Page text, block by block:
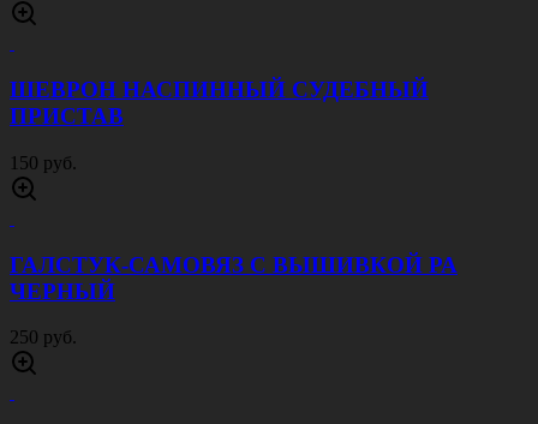
ШЕВРОН НАСПИННЫЙ СУДЕБНЫЙ
ПРИСТАВ
150 руб.
ГАЛСТУК-САМОВЯЗ С ВЫШИВКОЙ РА
ЧЕРНЫЙ
250 руб.